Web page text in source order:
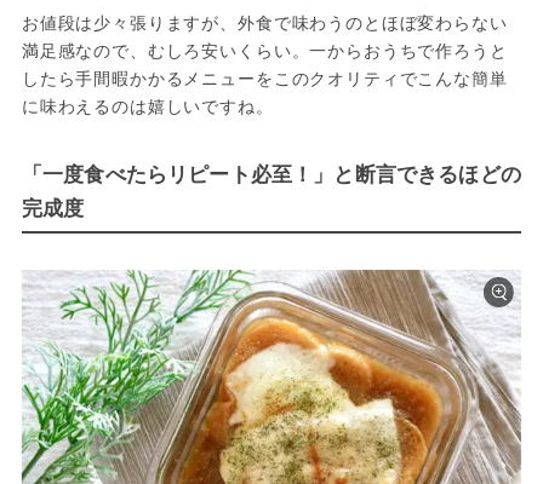
お値段は少々張りますが、外食で味わうのとほぼ変わらない
満足感なので、むしろ安いくらい。一からおうちで作ろうと
したら手間暇かかるメニューをこのクオリティでこんな簡単
に味わえるのは嬉しいですね。
「一度食べたらリピート必至！」と断言できるほどの
完成度